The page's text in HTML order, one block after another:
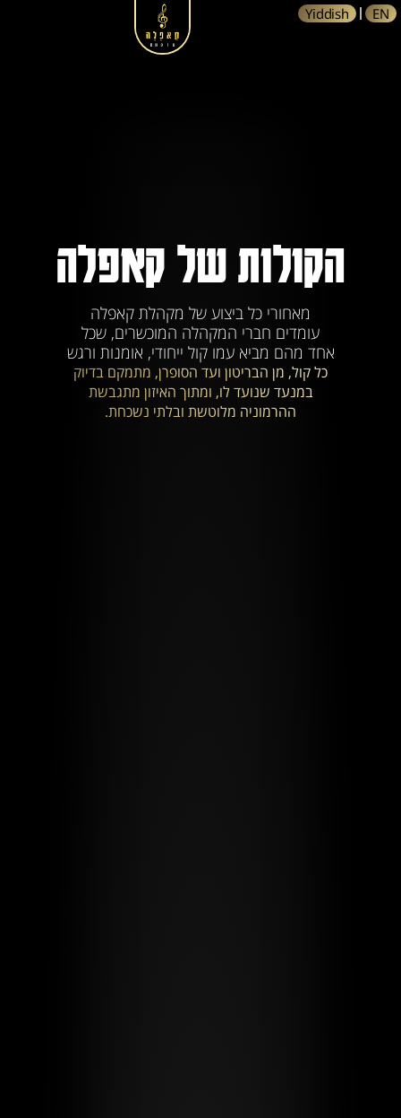
EN
Yiddish
הקולות של קאפלה
מאחורי כל ביצוע של מקהלת קאפלה
עומדים חברי המקהלה המוכשרים, שכל
אחד מהם מביא עמו קול ייחודי, אומנות ורגש
כל קול, מן הבריטון ועד הסופרן, מתמקם בדיוק
במנעד שנועד לו, ומתוך האיזון מתגבשת
ההרמוניה מלוטשת ובלתי נשכחת.